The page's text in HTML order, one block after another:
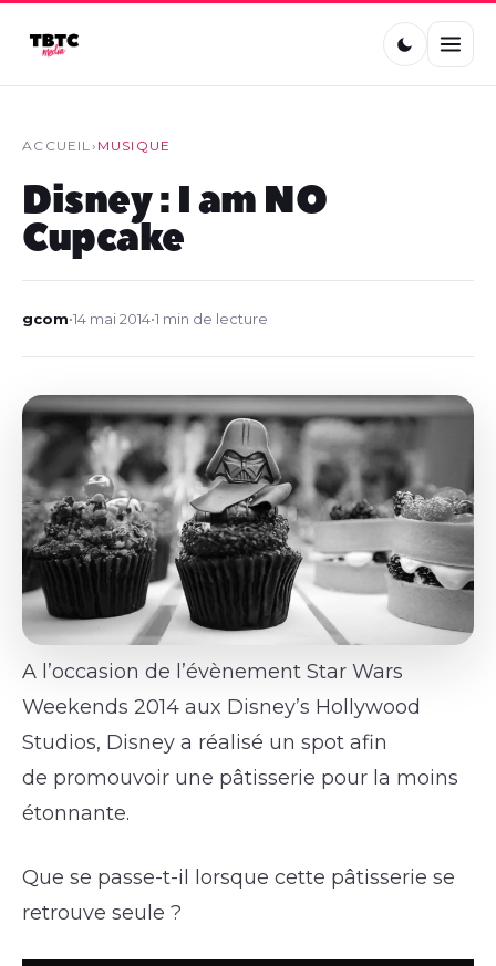
ACCUEIL› MUSIQUE
Disney : I am NO
Cupcake
gcom•14 mai 2014•1 min de lecture
A l’occasion de l’évènement Star Wars
Weekends 2014 aux Disney’s Hollywood
Studios, Disney a réalisé un spot afin
de promouvoir une pâtisserie pour la moins
étonnante.
Que se passe-t-il lorsque cette pâtisserie se
retrouve seule ?